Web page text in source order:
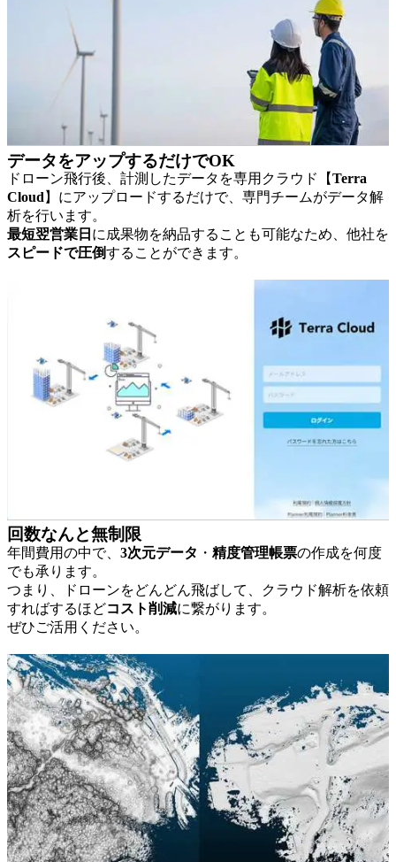
データをアップするだけでOK
ドローン飛行後、計測したデータを専用クラウド【Terra
Cloud 】にアップロードするだけで、専門チームがデータ解
析を行います。
最短翌営業日 に成果物を納品することも可能なため、他社を
スピードで圧倒することができます。
回数なんと無制限
年間費用の中で、 3次元データ ・ 精度管理帳票の作成を何度
でも承ります。
つまり、ドローンをどんどん飛ばして、クラウド解析を依頼
すればするほどコスト削減に繋がります。
ぜひご活用ください。